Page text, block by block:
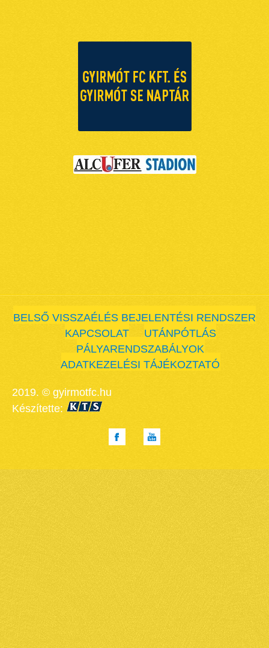
BELSŐ VISSZAÉLÉS BEJELENTÉSI RENDSZER
KAPCSOLAT
UTÁNPÓTLÁS
PÁLYARENDSZABÁLYOK
ADATKEZELÉSI TÁJÉKOZTATÓ
2019. © gyirmotfc.hu
Készítette: